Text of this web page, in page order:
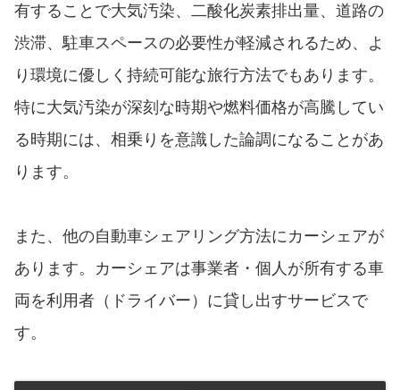
有することで大気汚染、二酸化炭素排出量、道路の
渋滞、駐車スペースの必要性が軽減されるため、よ
り環境に優しく持続可能な旅行方法でもあります。
特に大気汚染が深刻な時期や燃料価格が高騰してい
る時期には、相乗りを意識した論調になることがあ
ります。
また、他の自動車シェアリング方法にカーシェアが
あります。カーシェアは事業者・個人が所有する車
両を利用者（ドライバー）に貸し出すサービスで
す。